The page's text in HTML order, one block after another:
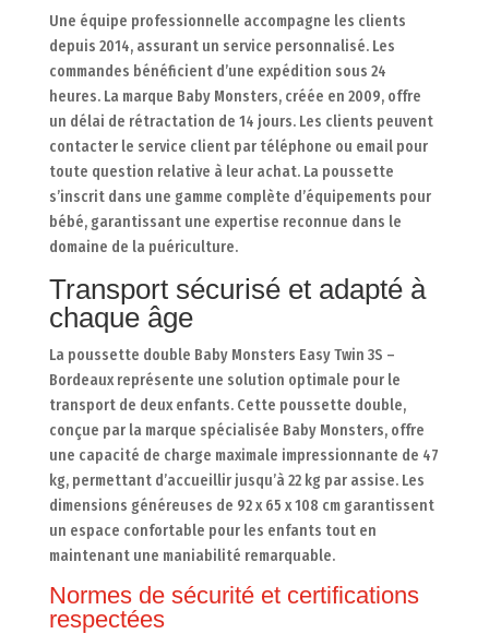
Une équipe professionnelle accompagne les clients
depuis 2014, assurant un service personnalisé. Les
commandes bénéficient d’une expédition sous 24
heures. La marque Baby Monsters, créée en 2009, offre
un délai de rétractation de 14 jours. Les clients peuvent
contacter le service client par téléphone ou email pour
toute question relative à leur achat. La poussette
s’inscrit dans une gamme complète d’équipements pour
bébé, garantissant une expertise reconnue dans le
domaine de la puériculture.
Transport sécurisé et adapté à
chaque âge
La poussette double Baby Monsters Easy Twin 3S –
Bordeaux représente une solution optimale pour le
transport de deux enfants. Cette poussette double,
conçue par la marque spécialisée Baby Monsters, offre
une capacité de charge maximale impressionnante de 47
kg, permettant d’accueillir jusqu’à 22 kg par assise. Les
dimensions généreuses de 92 x 65 x 108 cm garantissent
un espace confortable pour les enfants tout en
maintenant une maniabilité remarquable.
Normes de sécurité et certifications
respectées